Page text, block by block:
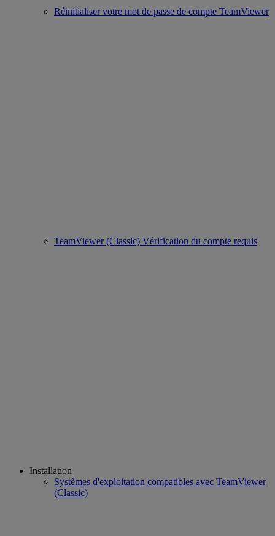
Réinitialiser votre mot de passe de compte TeamViewer
TeamViewer (Classic) Vérification du compte requis
Installation
Systèmes d'exploitation compatibles avec TeamViewer
(Classic)